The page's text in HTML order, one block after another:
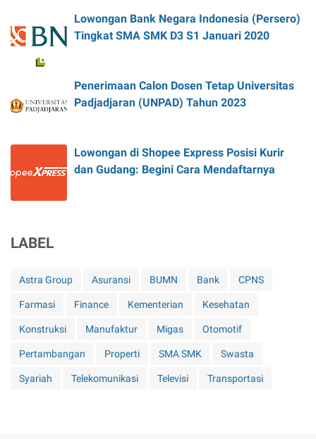
Lowongan Bank Negara Indonesia (Persero)
Tingkat SMA SMK D3 S1 Januari 2020
Penerimaan Calon Dosen Tetap Universitas
Padjadjaran (UNPAD) Tahun 2023
Lowongan di Shopee Express Posisi Kurir
dan Gudang: Begini Cara Mendaftarnya
LABEL
Astra Group Asuransi BUMN Bank CPNS
Farmasi Finance Kementerian Kesehatan
Konstruksi Manufaktur Migas Otomotif
Pertambangan Properti SMA SMK Swasta
Syariah Telekomunikasi Televisi Transportasi